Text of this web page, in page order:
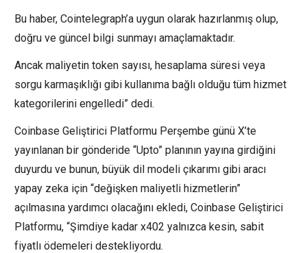
Bu haber, Cointelegraph’a uygun olarak hazırlanmış olup,
doğru ve güncel bilgi sunmayı amaçlamaktadır.
Ancak maliyetin token sayısı, hesaplama süresi veya
sorgu karmaşıklığı gibi kullanıma bağlı olduğu tüm hizmet
kategorilerini engelledi” dedi.
Coinbase Geliştirici Platformu Perşembe günü X’te
yayınlanan bir gönderide “Upto” planının yayına girdiğini
duyurdu ve bunun, büyük dil modeli çıkarımı gibi aracı
yapay zeka için “değişken maliyetli hizmetlerin”
açılmasına yardımcı olacağını ekledi, Coinbase Geliştirici
Platformu, “Şimdiye kadar x402 yalnızca kesin, sabit
fiyatlı ödemeleri destekliyordu.